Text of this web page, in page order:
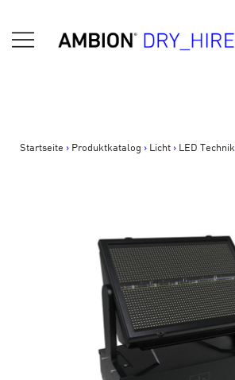
zum
Inhalt
AMBION Dry Hire
Startseite > Produktkatalog > Licht > LED Technik